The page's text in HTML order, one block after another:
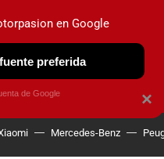
OBSERVATORIO
Mercedes-Benz
×
en Google
preferida
de Google